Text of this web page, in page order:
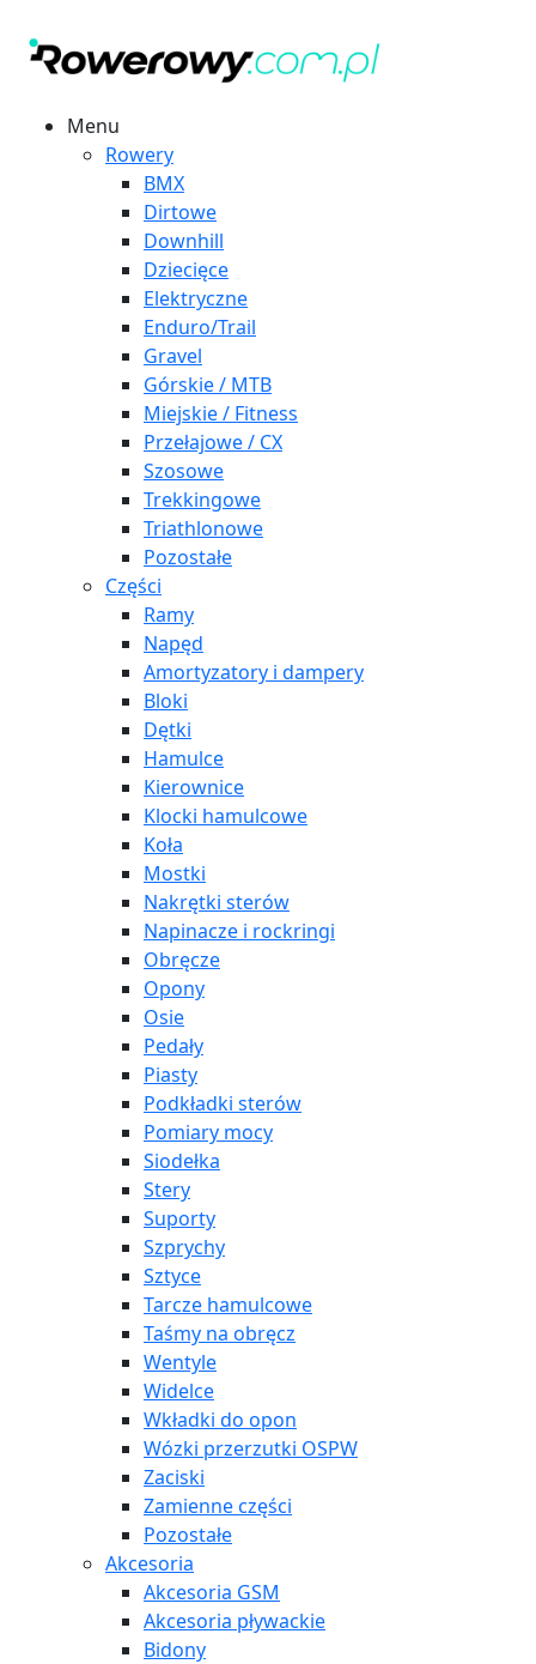
Menu
Rowery
BMX
Dirtowe
Downhill
Dziecięce
Elektryczne
Enduro/Trail
Gravel
Górskie / MTB
Miejskie / Fitness
Przełajowe / CX
Szosowe
Trekkingowe
Triathlonowe
Pozostałe
Części
Ramy
Napęd
Amortyzatory i dampery
Bloki
Dętki
Hamulce
Kierownice
Klocki hamulcowe
Koła
Mostki
Nakrętki sterów
Napinacze i rockringi
Obręcze
Opony
Osie
Pedały
Piasty
Podkładki sterów
Pomiary mocy
Siodełka
Stery
Suporty
Szprychy
Sztyce
Tarcze hamulcowe
Taśmy na obręcz
Wentyle
Widelce
Wkładki do opon
Wózki przerzutki OSPW
Zaciski
Zamienne części
Pozostałe
Akcesoria
Akcesoria GSM
Akcesoria pływackie
Bidony